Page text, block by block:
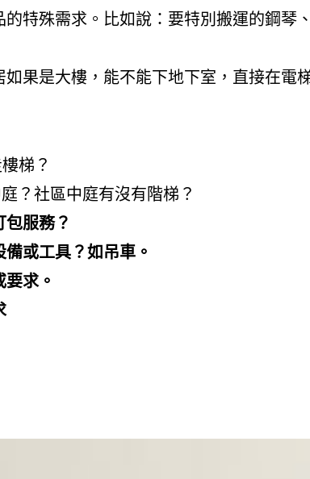
的特殊需求。比如說：要特別搬運的鋼琴
如果是大樓，能不能下地下室，直接在電
梯？
？社區中庭有沒有階梯？
包服務？
或工具？如吊車。
求。